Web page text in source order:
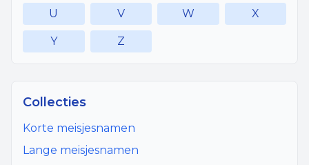
U V W X
Y Z
Collecties
Korte meisjesnamen
Lange meisjesnamen